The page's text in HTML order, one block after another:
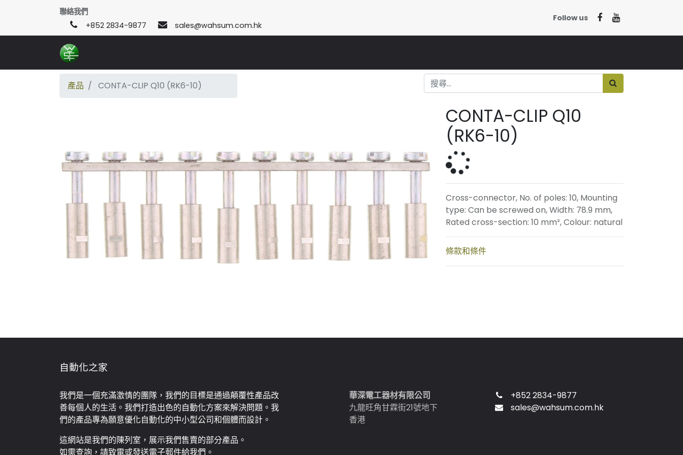
聯絡我們
+852 2834-9877
sales@wahsum.com.hk
Follow us
產品 CONTA-CLIP Q10 (RK6-10)
CONTA-CLIP Q10
(RK6-10)
Cross-connector, No. of poles: 10, Mounting
type: Can be screwed on, Width: 78.9 mm,
Rated cross-section: 10 mm², Colour: natural
條款和條件
自動化之家
我們是一個充滿激情的團隊，我們的目標是通過顛覆性產品改
善每個人的生活。我們打造出色的自動化方案來解決問題。我
們的產品專為願意優化自動化的中小型公司和個體而設計。
這網站是我們的陳列室，展示我們售賣的部分產品。
如需查詢，請致電或發送電子郵件給我們。
華深電工器材有限公司
九龍旺角甘霖街21號地下
香港
+852 2834-9877
sales@wahsum.com.hk